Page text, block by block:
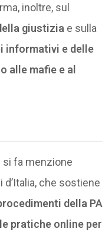
inoltre, sul
giustizia e sulla
informativi e delle
alle mafie e al
si fa menzione
che sostiene
della PA
pratiche online per